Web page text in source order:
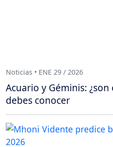
Noticias • ENE 29 / 2026
Acuario y Géminis:
debes conocer